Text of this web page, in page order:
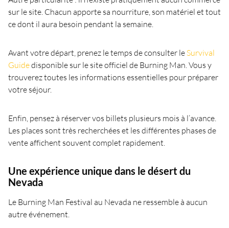
sur le site. Chacun apporte sa nourriture, son matériel et tout
ce dont il aura besoin pendant la semaine.
Avant votre départ, prenez le temps de consulter leSurvival
Guidedisponible sur le site officiel de Burning Man. Vous y
trouverez toutes les informations essentielles pour préparer
votre séjour.
Enfin, pensez à réserver vos billets plusieurs mois à l’avance.
Les places sont très recherchées et les différentes phases de
vente affichent souvent complet rapidement.
Une expérience unique dans le désert du
Nevada
Le Burning Man Festival au Nevada ne ressemble à aucun
autre événement.